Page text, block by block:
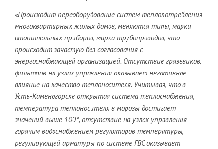
«Происходит переоборудование систем теплопотребления
многоквартирных жилых домов, меняются типы, марки
отопительных приборов, марка трубопроводов, что
происходит зачастую без согласования с
энергоснабжающей организацией. Отсутствие грязевиков,
фильтров на узлах управления оказывает негативное
влияние на качество теплоносителя. Учитывая, что в
Усть-Каменогорске открытая система теплоснабжения,
температура теплоносителя в морозы достигает
значений выше 100°, отсутствие на узлах управления
горячим водоснабжением регуляторов температуры,
регулирующей арматуры по системе ГВС оказывает